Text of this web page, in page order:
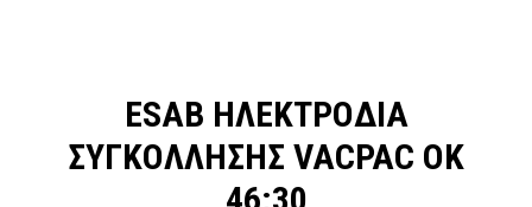
ESAB ΗΛΕΚΤΡΟΔΙΑ
ΣΥΓΚΟΛΛΗΣΗΣ VACPAC OK